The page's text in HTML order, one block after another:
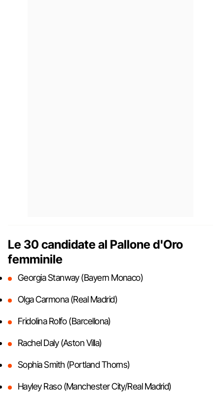
Le 30 candidate al Pallone d'Oro
femminile
Georgia Stanway (Bayern Monaco)
Olga Carmona (Real Madrid)
Fridolina Rolfo (Barcellona)
Rachel Daly (Aston Villa)
Sophia Smith (Portland Thorns)
Hayley Raso (Manchester City/Real Madrid)